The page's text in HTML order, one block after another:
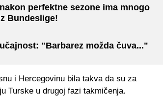
perfektne sezone ima mnogo
Bundeslige!
"Barbarez možda čuva..."
i Hercegovinu bila takva da su za
Turske u drugoj fazi takmičenja.